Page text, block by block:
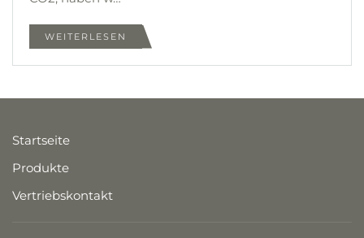
WEITERLESEN
Startseite
Produkte
Vertriebskontakt